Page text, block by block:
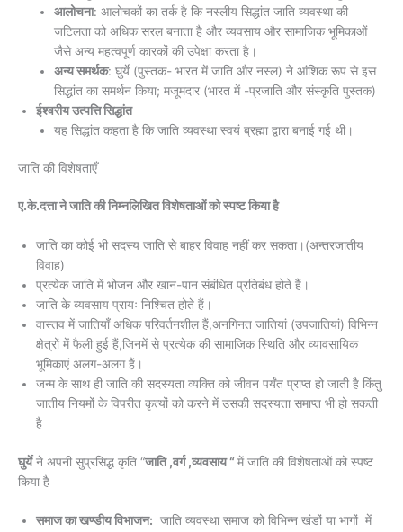
आलोचना: आलोचकों का तर्क है कि नस्लीय सिद्धांत जाति व्यवस्था की
जटिलता को अधिक सरल बनाता है और व्यवसाय और सामाजिक भूमिकाओं
जैसे अन्य महत्वपूर्ण कारकों की उपेक्षा करता है।
अन्य समर्थक: घुर्ये (पुस्तक- भारत में जाति और नस्ल) ने आंशिक रूप से इस
सिद्धांत का समर्थन किया; मजूमदार (भारत में -प्रजाति और संस्कृति पुस्तक)
ईश्वरीय उत्पत्ति सिद्धांत
यह सिद्धांत कहता है कि जाति व्यवस्था स्वयं ब्रह्मा द्वारा बनाई गई थी।
जाति की विशेषताएँ
ए.के.दत्ता ने जाति की निम्नलिखित विशेषताओं को स्पष्ट किया है
जाति का कोई भी सदस्य जाति से बाहर विवाह नहीं कर सकता।(अन्तरजातीय
विवाह)
प्रत्येक जाति में भोजन और खान-पान संबंधित प्रतिबंध होते हैं।
जाति के व्यवसाय प्रायः निश्चित होते हैं।
वास्तव में जातियाँ अधिक परिवर्तनशील हैं,अनगिनत जातियां (उपजातियां) विभिन्न
क्षेत्रों में फैली हुई हैं,जिनमें से प्रत्येक की सामाजिक स्थिति और व्यावसायिक
भूमिकाएं अलग-अलग हैं।
जन्म के साथ ही जाति की सदस्यता व्यक्ति को जीवन पर्यंत प्राप्त हो जाती है किंतु
जातीय नियमों के विपरीत कृत्यों को करने में उसकी सदस्यता समाप्त भी हो सकती
है
घुर्येने अपनी सुप्रसिद्ध कृति “जाति ,वर्ग ,व्यवसाय “ में जाति की विशेषताओं को स्पष्ट
किया है
समाज का खण्डीय विभाजन: जाति व्यवस्था समाज को विभिन्न खंडों या भागों में